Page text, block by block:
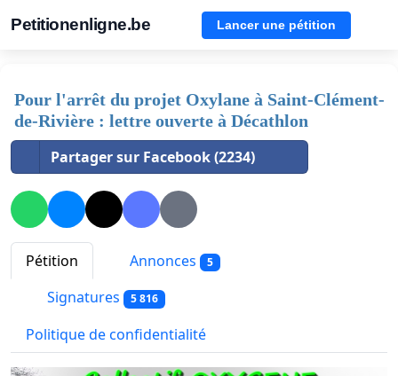
Petitionenligne.be Lancer une pétition
Pour l'arrêt du projet Oxylane à Saint-Clément-
de-Rivière : lettre ouverte à Décathlon
Partager sur Facebook (2234)
Pétition Annonces 5
Signatures 5 816
Politique de confidentialité